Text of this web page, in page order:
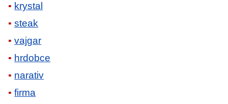
krystal
steak
vajgar
hrdobce
narativ
firma